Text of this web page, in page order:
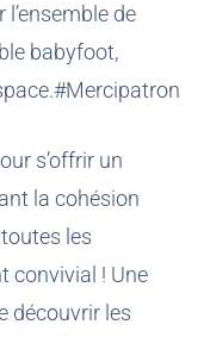
de
babyfoot,
s’offrir un
la cohésion
les
convivial ! Une
découvrir les